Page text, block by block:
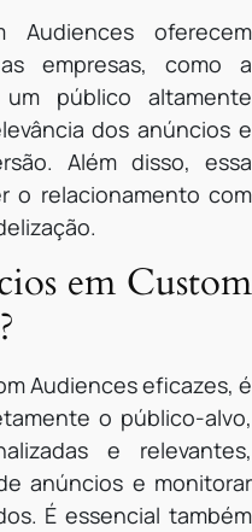
Audiences oferecem
empresas, como a
público altamente
dos anúncios e
Além disso, essa
o relacionamento com
em Custom
Audiences eficazes, é
o público-alvo,
e relevantes,
anúncios e monitorar
É essencial também